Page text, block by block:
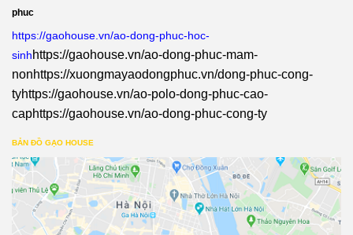
phuc
https://gaohouse.vn/ao-dong-phuc-hoc-
sinhhttps://gaohouse.vn/ao-dong-phuc-mam-
nonhttps://xuongmayaodongphuc.vn/dong-phuc-cong-
tyhttps://gaohouse.vn/ao-polo-dong-phuc-cao-
caphttps://gaohouse.vn/ao-dong-phuc-cong-ty
BẢN ĐỒ GẠO HOUSE